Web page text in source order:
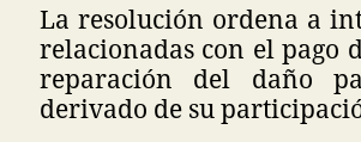
La resolución ordena a
relacionadas con el pago
reparación del daño
derivado de su